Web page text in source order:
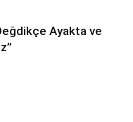
Ayakta ve